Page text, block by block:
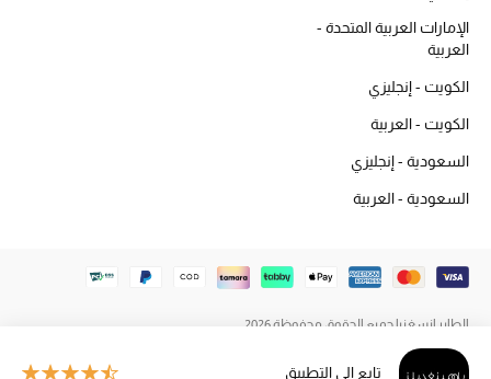
العناية بالشعر
الصحة والعافية
مجموعة الجمال
الجمال في بلوميز
تابع إلى التطبيق
الإمارات العربية المتحدة -
العربية
الكويت - إنجليزي
الكويت - العربية
السعودية - إنجليزي
السعودية - العربية
الطاير إنسغنيا جميع الحقوق محفوظة 2026